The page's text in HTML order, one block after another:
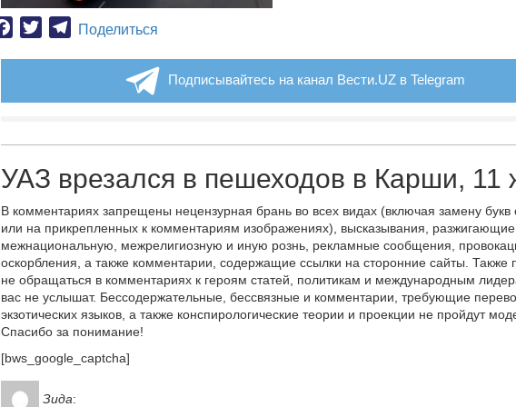
Facebook
TwitterTelegram
Поделиться
Подписывайтесь на канал Вести.UZ в Telegram
УАЗ врезался в пешеходов в Карши, 11
В комментариях запрещены нецензурная брань во всех видах (включая замену
или на прикрепленных к комментариям изображениях), высказывания, разжигающие
межнациональную, межрелигиозную и иную рознь, рекламные сообщения,
оскорбления, а также комментарии, содержащие ссылки на сторонние сайты. Также
не обращаться в комментариях к героям статей, политикам и международным
вас не услышат. Бессодержательные, бессвязные и комментарии, требующие
экзотических языков, а также конспирологические теории и проекции не пройдут
Спасибо за понимание!
[bws_google_captcha]
Зида: